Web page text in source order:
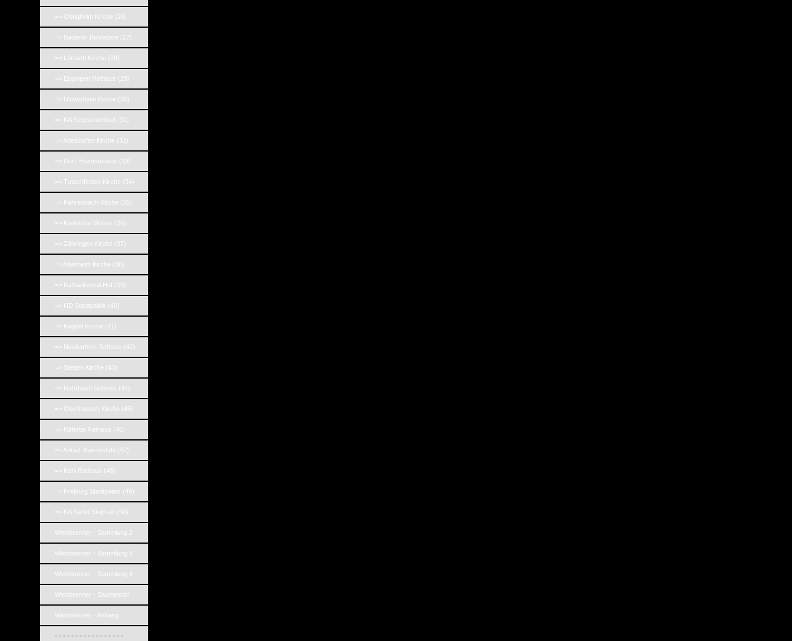
=> Obrigheim Kirche (26)
=> Badenw. Belvedere (27)
=> Lörrach Kirche (28)
=> Eppingen Rathaus (29)
=> U'öwisheim Kirche (30)
=> KA Stephanienbad (31)
=> Adelshofen Kirche (32)
=> Durl. Brunnenhaus (33)
=> Tutschfelden Kirche (34)
=> Fahrenbach Kirche (35)
=> Karlsruhe Münze (36)
=> Zähringen Kirche (37)
=> Altenheim Kirche (38)
=> Katharinental Hof (39)
=> HD Stadtpalais (40)
=> Kappel Kirche (41)
=> Neckarhsn. Schloss (42)
=> Stetten Kirche (43)
=> Rohrbach Schloss (44)
=> Oberhausen Kirche (45)
=> Käfertal Rathaus (46)
=> Arkad. Kaiserstuhl (47)
=> Kehl Rathaus (48)
=> Freiburg Stadtpalais (49)
=> KA Sankt Stephan (50)
Weinbrenner - Sammlung 2
Weinbrenner - Sammlung 3
Weinbrenner - Sammlung 4
Weinbrenner - Baumeister
Weinbrenner - Anhang
- - - - - - - - - - - - - - - - -